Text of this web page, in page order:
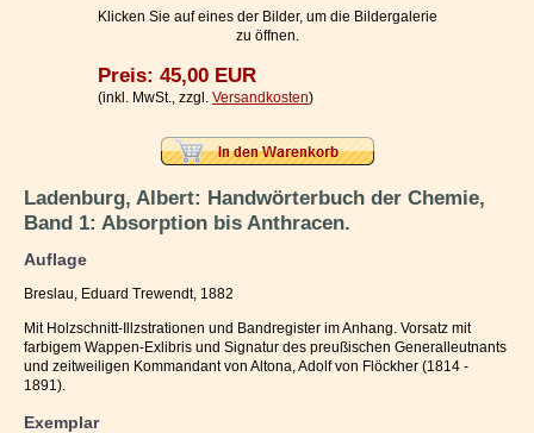
Ihr WarenkorbKlicken Sie auf eines der Bilder, um die Bildergalerie
zu öffnen.
Preis: 45,00 EUR
(inkl. MwSt., zzgl. Versandkosten)
Ladenburg, Albert: Handwörterbuch der Chemie,
Band 1: Absorption bis Anthracen.
Auflage
Breslau, Eduard Trewendt, 1882
Mit Holzschnitt-Illzstrationen und Bandregister im Anhang. Vorsatz mit
farbigem Wappen-Exlibris und Signatur des preußischen Generalleutnants
und zeitweiligen Kommandant von Altona, Adolf von Flöckher (1814 -
1891).
Exemplar